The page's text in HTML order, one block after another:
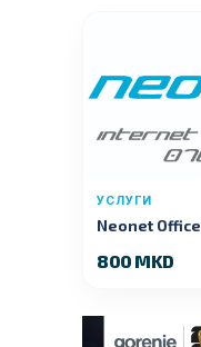
УСЛУГИ
Neonet Office
800 MKD